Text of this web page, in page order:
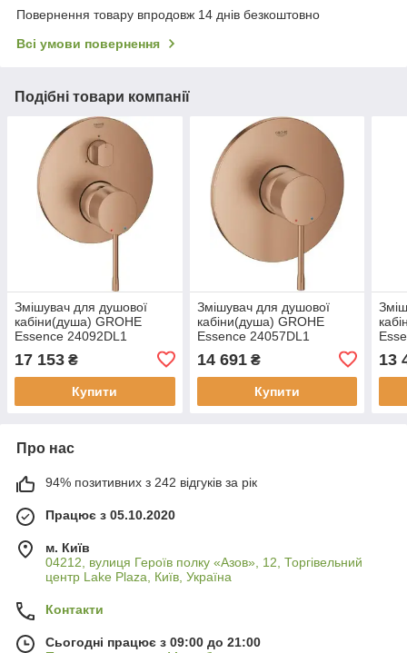
Повернення товару впродовж 14 днів безкоштовно
Всі умови повернення
Подібні товари компанії
Змішувач для душової
кабіни(душа) GROHE
Essence 24092DL1
17 153 ₴
Купити
Змішувач для душової
кабіни(душа) GROHE
Essence 24057DL1
14 691₴
Купити
13
Про нас
94% позитивних з 242 відгуків за рік
Працює з 05.10.2020
м. Київ
04212, вулиця Героїв полку «Азов», 12, Торгівельний
центр Lake Plaza, Київ, Україна
Контакти
Сьогодні працює з 09:00 до 21:00